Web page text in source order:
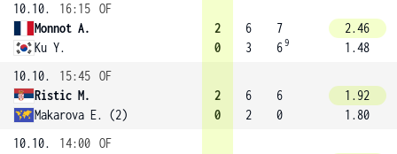
10.10. 16:15 OF
Monnot A.
Ku Y.
2
0
6
3
7
69
2.46
1.48
10.10.
15:45 OF
Ristic M.
Makarova E. (2)
2
0
6
2
6
0
1.92
1.80
10.10.
14:00 OF